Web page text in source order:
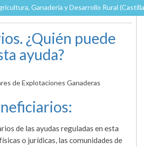
Ganadería y Desarrollo Rural
¿Quién puede
ayuda?
de Explotaciones Ganaderas
de las ayudas reguladas en esta
o jurídicas, las comunidades de